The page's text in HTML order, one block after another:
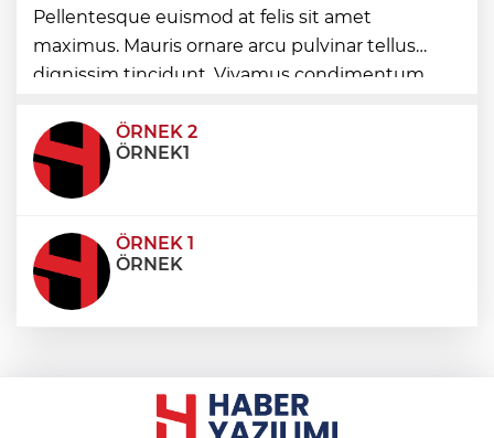
Toplu taşımaya sıkı denetim
Pellentesque euismod at felis sit amet
maximus. Mauris ornare arcu pulvinar tellus
dignissim tincidunt. Vivamus condimentum
condimentum eros et, faucibus sapien. Praese
ÖRNEK 2
ÖRNEK1
ÖRNEK 1
ÖRNEK